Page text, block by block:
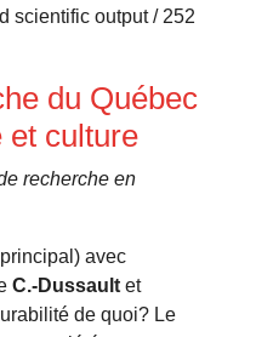
scientific output / 252
du Québec
et culture
recherche en
avec
C.-Dussault et
de quoi? Le